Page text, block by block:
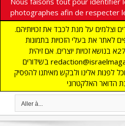
photographes afin de respecter
וצלמים על מנת לכבד את זכויותיהם.
לאתר את בעלי הזכויות בתמונות
המגיעות אלינו כנדרש בסעיף 27א בנושא זכויות יוצרים. אם זיהית
בשידורים redaction@israelmagazine.co.il שלנו תמונה שאתה
לפנות אלינו ולבקש מאיתנו להפסיק
האלקטרוני
Aller à...